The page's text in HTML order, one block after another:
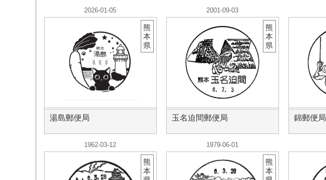
2026-01-05
湯島郵便局
熊
本
県
2001-09-03
玉名迫間郵便局
熊
本
県
錦郵便局
1962-03-12
熊
本
1979-06-01
熊
本